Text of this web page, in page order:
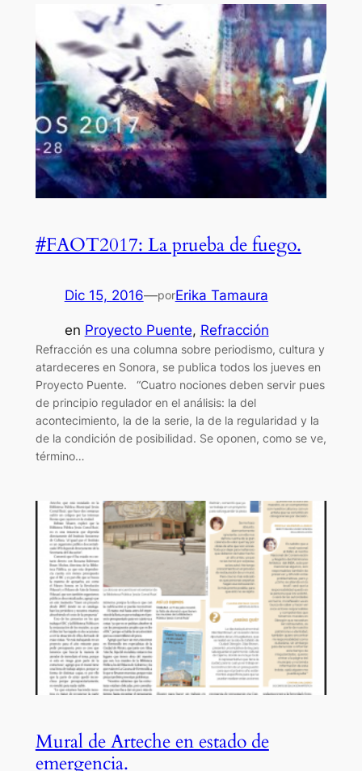
#FAOT2017: La prueba de fuego.
Dic 15, 2016—porErika Tamaura
en Proyecto Puente, Refracción
Refracción es una columna sobre periodismo, cultura y
atardeceres en Sonora, se publica todos los jueves en
Proyecto Puente. “Cuatro nociones deben servir pues
de principio regulador en el análisis: la del
acontecimiento, la de la serie, la de la regularidad y la
de la condición de posibilidad. Se oponen, como se ve,
término…
Mural de Arteche en estado de
emergencia.